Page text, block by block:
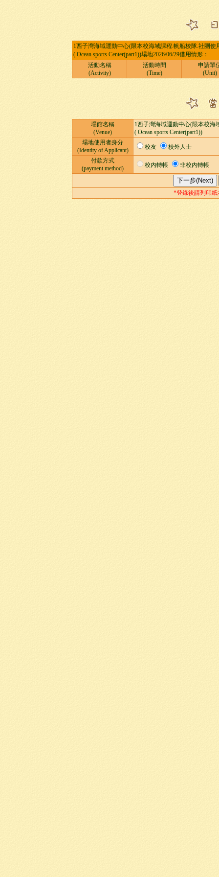
1西子灣海域運動中心(限本校海域課程.帆船校隊.社團使
( Ocean sports Center(part1))場地2026/06/29借用情形：
活動名稱
(Activity)
活動時間
(Time)
申請單
(Unit)
場館名稱
(Venue)
1西子灣海域運動中心(限本校海
( Ocean sports Center(part1))
場地使用者身分
(Identity of Applicant)
校友
校外人士
付款方式
(payment method)
校內轉帳 非校內轉帳
*登錄後請列印